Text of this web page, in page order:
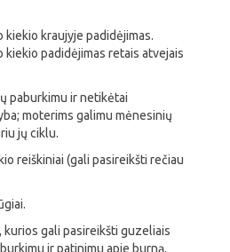
kraujyje padidėjimas.
padidėjimas retais atvejais
paburkimu ir netikėtai
moterims galimu mėnesinių
jų ciklu.
reiškiniai (gali pasireikšti rečiau
gali pasireikšti guzeliais
ir patinimu apie burną.